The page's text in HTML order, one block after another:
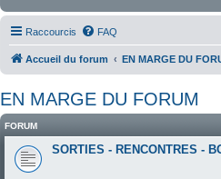
Raccourcis FAQ
Accueil du forum EN MARGE DU
EN MARGE DU FORUM
FORUM
SORTIES - RENCONTRES -